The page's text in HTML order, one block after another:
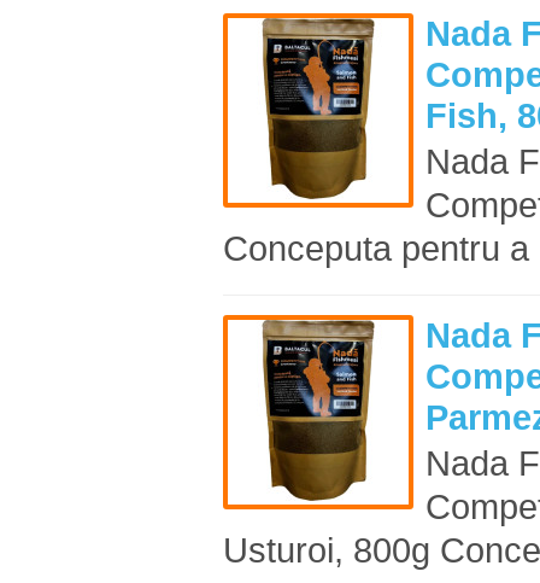
Nada
Fish,
Nada
Conceputa pentru a
Nada
Nada
Usturoi, 800g